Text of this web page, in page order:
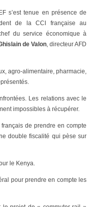
s’est tenue en présence de
de la CCI française au
du service économique à
de Valon, directeur AFD
agro-alimentaire, pharmacie,
Les relations avec le
impossibles à récupérer.
de prendre en compte
double fiscalité qui pèse sur
le Kenya.
pour prendre en compte les